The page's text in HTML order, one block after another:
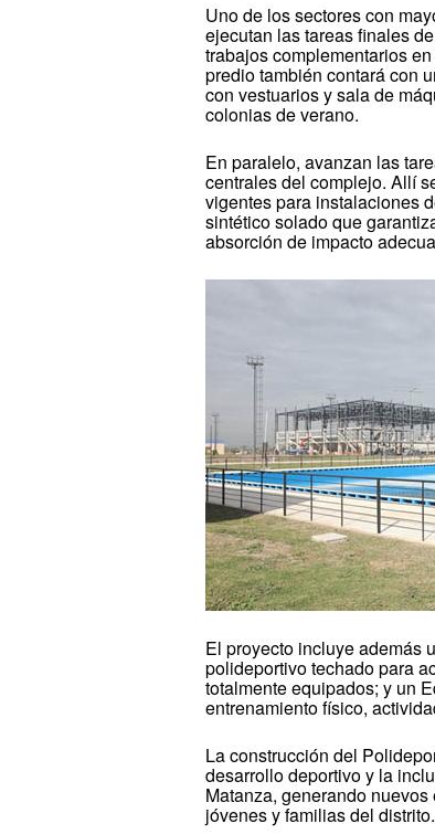
Uno de los sectores con
ejecutan las tareas finales
trabajos complementarios
predio también contará con
con vestuarios y sala de
colonias de verano.
En paralelo, avanzan las
centrales del complejo. Allí
vigentes para instalaciones
sintético solado que
absorción de impacto
El proyecto incluye además
polideportivo techado para
totalmente equipados; y un
entrenamiento físico,
La construcción del
desarrollo deportivo y la
Matanza, generando
jóvenes y familias del distrito.